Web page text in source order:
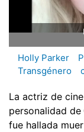
Holly Parker
Transgénero
La actriz de
personalidad de
fue hallada